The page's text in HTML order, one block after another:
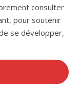
consulter
pour soutenir
se développer,